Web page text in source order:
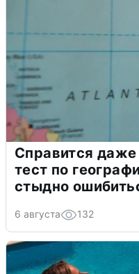
Справится
тест по
стыдно
6 августа 132